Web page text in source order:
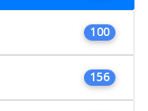
100
156